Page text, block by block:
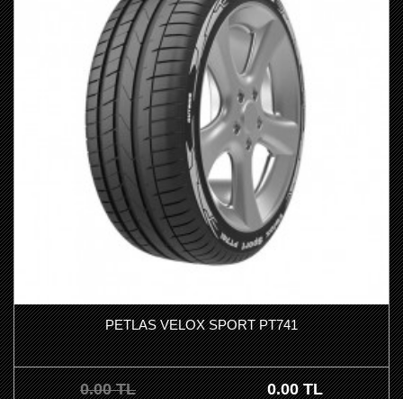
PETLAS VELOX SPORT PT741
0.00 TL 0.00 TL